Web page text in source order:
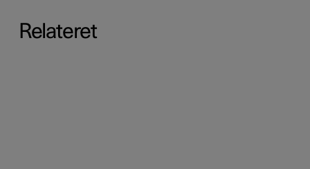
Relateret